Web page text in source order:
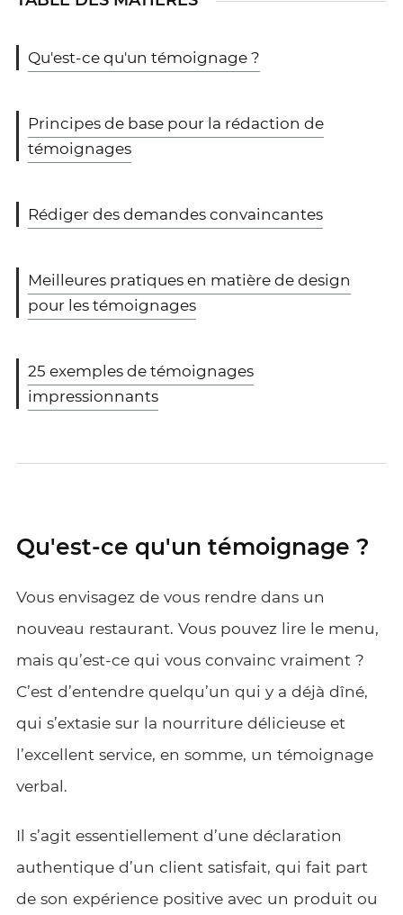
Qu'est-ce qu'un témoignage ?
Principes de base pour la rédaction de
témoignages
Rédiger des demandes convaincantes
Meilleures pratiques en matière de design
pour les témoignages
25 exemples de témoignages
impressionnants
Qu'est-ce qu'un témoignage ?
Vous envisagez de vous rendre dans un
nouveau restaurant. Vous pouvez lire le menu,
mais qu’est-ce qui vous convainc vraiment ?
C’est d’entendre quelqu’un qui y a déjà dîné,
qui s’extasie sur la nourriture délicieuse et
l’excellent service, en somme, un témoignage
verbal.
Il s’agit essentiellement d’une déclaration
authentique d’un client satisfait, qui fait part
de son expérience positive avec un produit ou